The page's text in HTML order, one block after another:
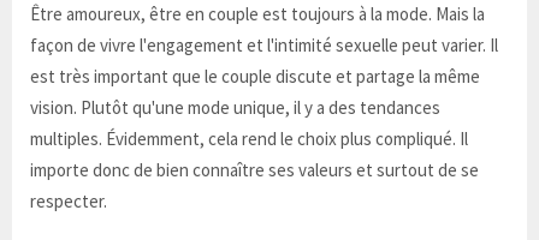
Être amoureux, être en couple est toujours à la mode. Mais la
façon de vivre l'engagement et l'intimité sexuelle peut varier. Il
est très important que le couple discute et partage la même
vision. Plutôt qu'une mode unique, il y a des tendances
multiples. Évidemment, cela rend le choix plus compliqué. Il
importe donc de bien connaître ses valeurs et surtout de se
respecter.